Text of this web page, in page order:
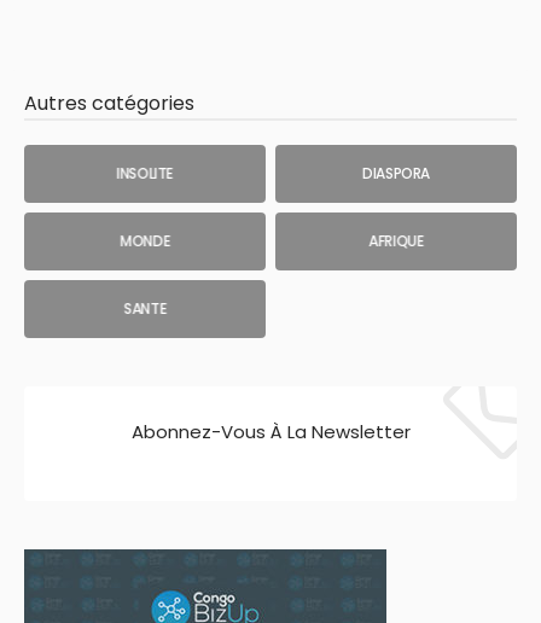
Autres catégories
INSOLITE DIASPORA
MONDE AFRIQUE
SANTE
Abonnez-Vous À La Newsletter